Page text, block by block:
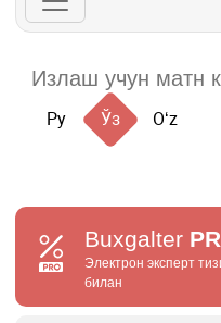
Ру Ўз Oʻz
Buxgalter
Электрон эксперт
билан